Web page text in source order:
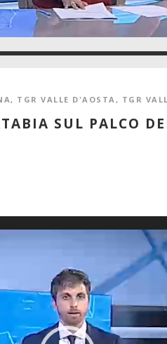
, TGR VALLE D'AOSTA , TGR
SUL PALCO